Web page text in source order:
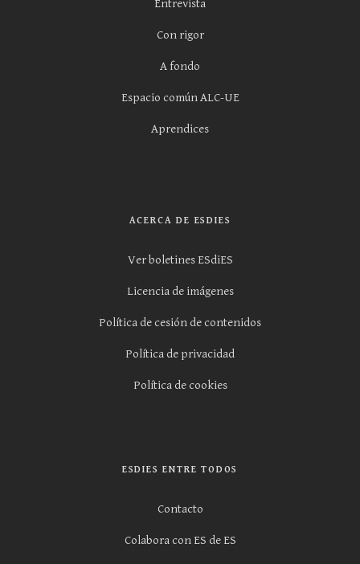
Entrevista
Con rigor
A fondo
Espacio común ALC-UE
Aprendices
ACERCA DE ESDIES
Ver boletines ESdiES
Licencia de imágenes
Política de cesión de contenidos
Política de privacidad
Política de cookies
ESDIES ENTRE TODOS
Contacto
Colabora con ES de ES